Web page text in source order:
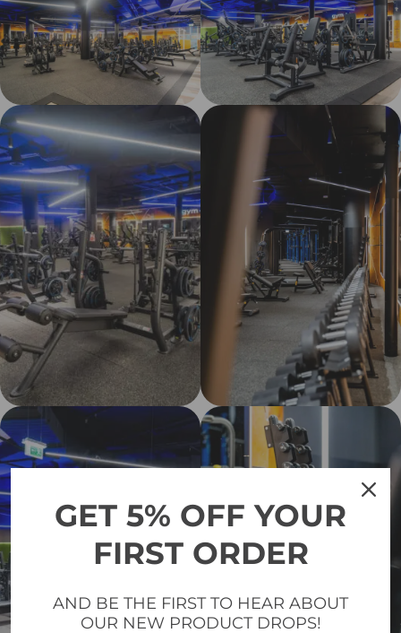
GET 5% OFF YOUR
FIRST ORDER
AND BE THE FIRST TO HEAR ABOUT
OUR NEW PRODUCT DROPS!